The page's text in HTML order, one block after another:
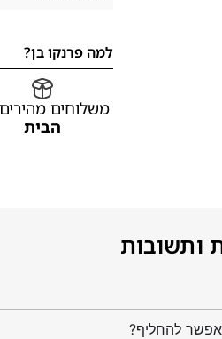
למה פרנקו בן?
משלוחים
הבית
ותשובות
אפשר להחליף?